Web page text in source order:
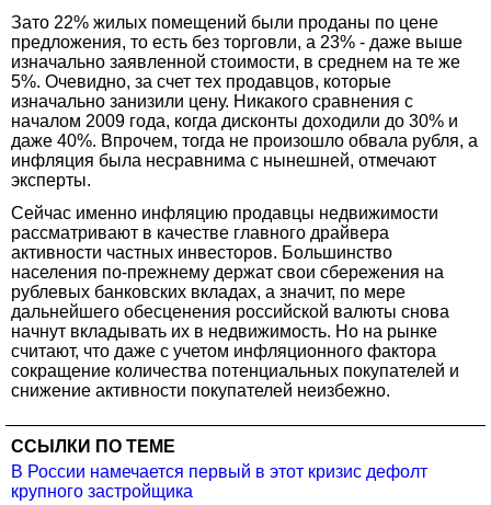
Зато 22% жилых помещений были проданы по цене
предложения, то есть без торговли, а 23% - даже выше
изначально заявленной стоимости, в среднем на те же
5%. Очевидно, за счет тех продавцов, которые
изначально занизили цену. Никакого сравнения с
началом 2009 года, когда дисконты доходили до 30% и
даже 40%. Впрочем, тогда не произошло обвала рубля, а
инфляция была несравнима с нынешней, отмечают
эксперты.
Сейчас именно инфляцию продавцы недвижимости
рассматривают в качестве главного драйвера
активности частных инвесторов. Большинство
населения по-прежнему держат свои сбережения на
рублевых банковских вкладах, а значит, по мере
дальнейшего обесценения российской валюты снова
начнут вкладывать их в недвижимость. Но на рынке
считают, что даже с учетом инфляционного фактора
сокращение количества потенциальных покупателей и
снижение активности покупателей неизбежно.
ССЫЛКИ ПО ТЕМЕ
В России намечается первый в этот кризис дефолт
крупного застройщика